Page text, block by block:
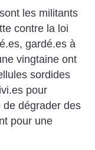
les militants
contre la loi
gardé.es à
vingtaine ont
sordides
pour
dégrader des
pour une